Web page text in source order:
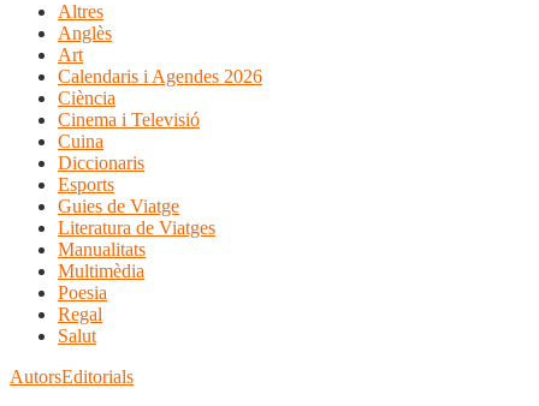
Altres
Anglès
Art
Calendaris i Agendes 2026
Ciència
Cinema i Televisió
Cuina
Diccionaris
Esports
Guies de Viatge
Literatura de Viatges
Manualitats
Multimèdia
Poesia
Regal
Salut
AutorsEditorials